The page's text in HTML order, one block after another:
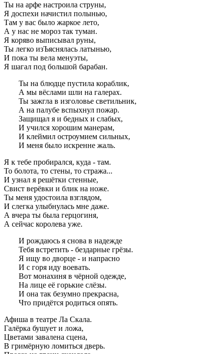
Ты на арфе настроила струны,
Я доспехи начистил полынью,
Там у вас было жаркое лето,
А у нас не мороз так туман.
Я коряво выписывал руны,
Ты легко изЪяснялась латынью,
И пока ты вела менуэты,
Я шагал под большой барабан.
Ты на блюдце пустила кораблик,
А мы вёслами шли на галерах.
Ты зажгла в изголовье светильник,
А на палубе вспыхнул пожар.
Защищал я и бедных и слабых,
И учился хорошим манерам,
И клеймил остроумием сильных,
И меня было искренне жаль.
Я к тебе пробирался, куда - там.
То болота, то стены, то стража...
И узнал я решётки стенные,
Свист верёвки и блик на ноже.
Ты меня удостоила взглядом,
И слегка улыбнулась мне даже.
А вчера ты была герцогиня,
А сейчас королева уже.
И рождаюсь я снова в надежде
Тебя встретить - бездарные грёзы.
Я ищу во дворце - и напрасно
И с горя иду воевать.
Вот монахиня в чёрной одежде,
На лице её горькие слёзы.
И она так безумно прекрасна,
Что придётся родиться опять.
Афиша в театре Ла Скала.
Галёрка бушует и ложа,
Цветами завалена сцена,
В гримёрную ломиться дверь.